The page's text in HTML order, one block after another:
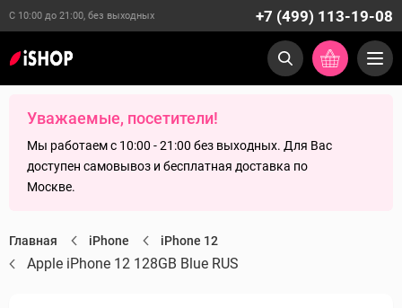
С 10:00 до 21:00, без выходных +7 (499) 113-19-08
Уважаемые, посетители!
Мы работаем с 10:00 - 21:00 без выходных. Для Вас
доступен самовывоз и бесплатная доставка по
Москве.
Главная iPhone iPhone 12
Apple iPhone 12 128GB Blue RUS